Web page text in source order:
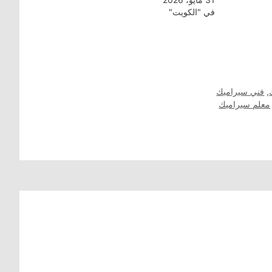
في "الكويت"
, فني سيراميك
معلم سيراميك